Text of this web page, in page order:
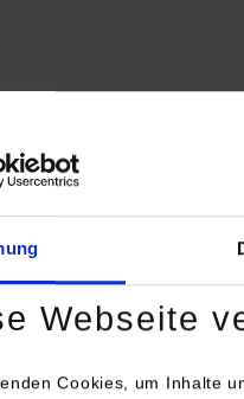
Webseite
Cookies, um Inhalte